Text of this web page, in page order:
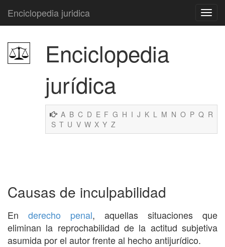
Enciclopedia juridica
Enciclopedia
jurídica
A B C D E F G H I J K L M N O P Q R
S T U V W X Y Z
Causas de inculpabilidad
En derecho penal, aquellas situaciones que
eliminan la reprochabilidad de la actitud subjetiva
asumida por el autor frente al hecho antijurídico.